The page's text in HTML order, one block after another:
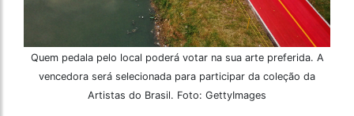
Quem pedala pelo local poderá votar na sua arte preferida. A
vencedora será selecionada para participar da coleção da
Artistas do Brasil. Foto: GettyImages